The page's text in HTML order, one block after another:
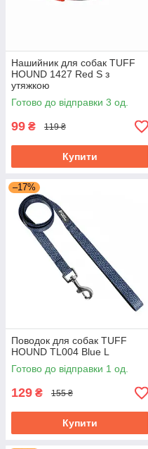
Нашийник для собак TUFF
HOUND 1427 Red S з
утяжкою
Готово до відправки 3 од.
99 ₴ 119 ₴
Купити
–17%
Поводок для собак TUFF
HOUND TL004 Blue L
Готово до відправки 1 од.
129 ₴ 155 ₴
Купити